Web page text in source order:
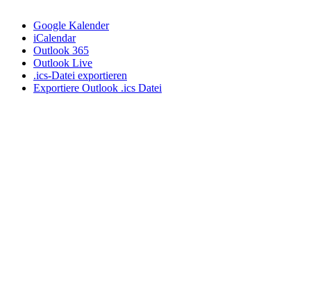
Google Kalender
iCalendar
Outlook 365
Outlook Live
.ics-Datei exportieren
Exportiere Outlook .ics Datei